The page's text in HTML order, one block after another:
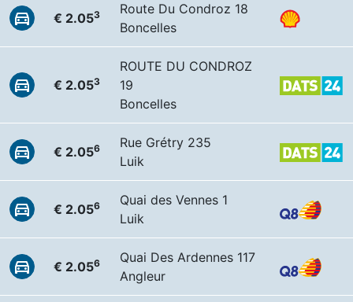
€ 2.053
Route Du Condroz 18
Boncelles
€ 2.053
ROUTE DU CONDROZ
19
Boncelles
€ 2.056
Rue Grétry 235
Luik
€ 2.056
Quai des Vennes 1
Luik
€ 2.056
Quai Des Ardennes 117
Angleur